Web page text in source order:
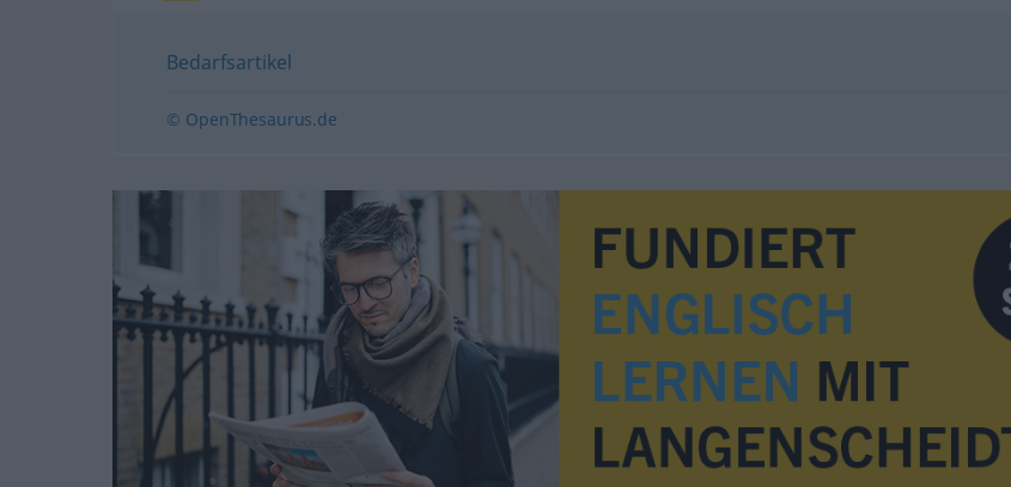
Bedarfsartikel
© OpenThesaurus.de